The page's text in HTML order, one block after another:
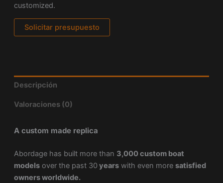
customized.
Solicitar presupuesto
Descripción
Valoraciones (0)
A custom made replica
Abordage has built more than 3,000 custom boat
modelsover the past 30 yearswith even more satisfied
owners worldwide.